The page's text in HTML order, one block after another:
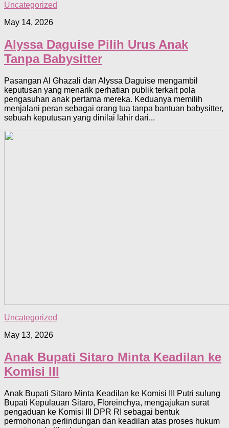
Uncategorized
May 14, 2026
Alyssa Daguise Pilih Urus Anak
Tanpa Babysitter
Pasangan Al Ghazali dan Alyssa Daguise mengambil
keputusan yang menarik perhatian publik terkait pola
pengasuhan anak pertama mereka. Keduanya memilih
menjalani peran sebagai orang tua tanpa bantuan babysitter,
sebuah keputusan yang dinilai lahir dari...
Uncategorized
May 13, 2026
Anak Bupati Sitaro Minta Keadilan ke
Komisi III
Anak Bupati Sitaro Minta Keadilan ke Komisi III Putri sulung
Bupati Kepulauan Sitaro, Floreinchya, mengajukan surat
pengaduan ke Komisi III DPR RI sebagai bentuk
permohonan perlindungan dan keadilan atas proses hukum